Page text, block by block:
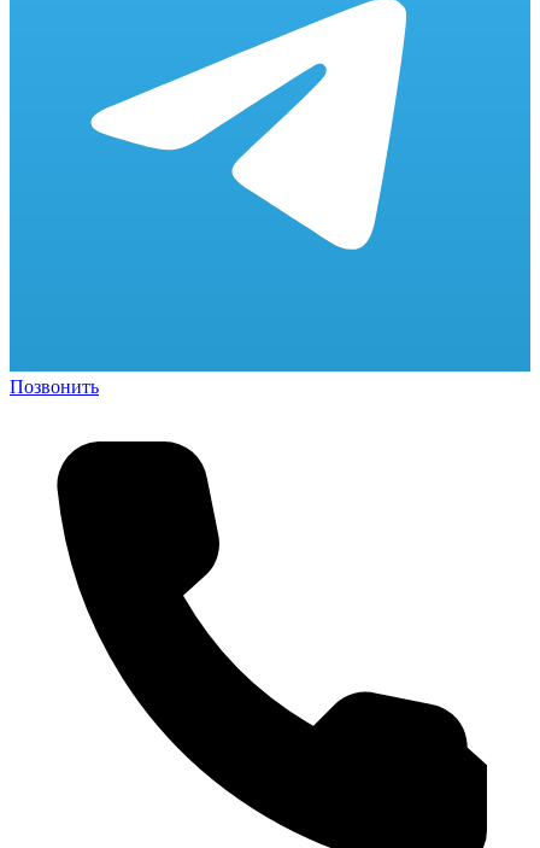
Позвонить